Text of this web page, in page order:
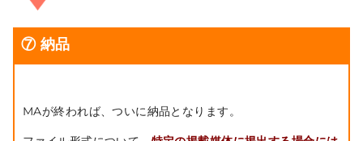
⑦ 納品
MAが終われば、ついに納品となります。